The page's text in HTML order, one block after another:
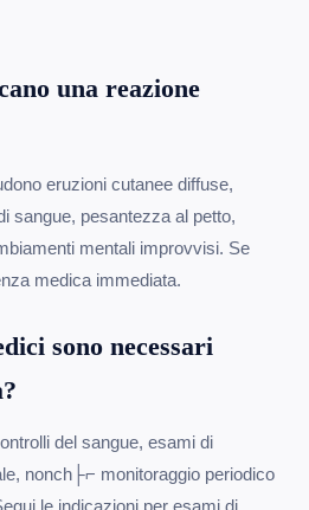
una reazione
eruzioni cutanee diffuse,
sangue, pesantezza al petto,
mentali improvvisi. Se
medica immediata.
sono necessari
del sangue, esami di
nonch├⌐ monitoraggio periodico
le indicazioni per esami di